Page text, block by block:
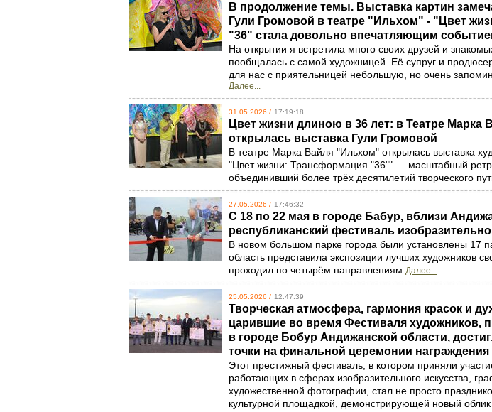
В продолжение темы. Выставка картин
Гули Громовой в театре "Ильхом" - "Цвет
"36" стала довольно впечатляющим
На открытии я встретила много своих друзей и
пообщалась с самой художницей. Её супруг и
для нас с приятельницей небольшую, но очень
Далее...
31.05.2026 / 17:19:18
Цвет жизни длиною в 36 лет: в Театре Марка
открылась выставка Гули Громовой
В театре Марка Вайля "Ильхом" открылась выставка
"Цвет жизни: Трансформация "36"" — масштабный
объединивший более трёх десятилетий творческого
27.05.2026 / 17:46:32
С 18 по 22 мая в городе Бабур, вблизи
республиканский фестиваль
В новом большом парке города были установлены 17
область представила экспозиции лучших художников
проходил по четырём направлениям Далее...
25.05.2026 / 12:47:39
Творческая атмосфера, гармония красок и
царившие во время Фестиваля художников,
в городе Бобур Андижанской области,
точки на финальной церемонии награждения
Этот престижный фестиваль, в котором приняли
работающих в сферах изобразительного искусства,
художественной фотографии, стал не просто
культурной площадкой, демонстрирующей новый облик